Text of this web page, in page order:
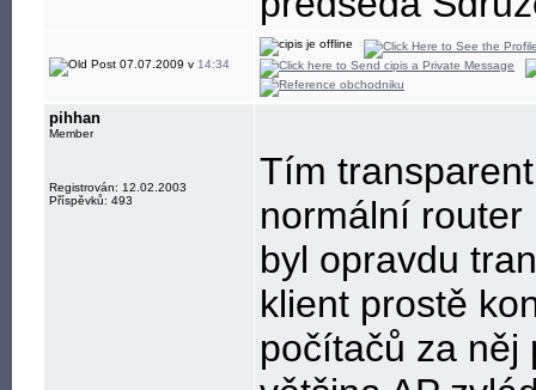
07.07.2009 v 14:34
pihhan
Member
Registrován: 12.02.2003
Příspěvků: 493
Tím
normální
byl opravdu
klient prostě
počítačů za něj